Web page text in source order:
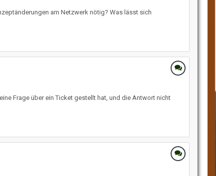
am Netzwerk nötig? Was lässt sich
Frage über ein Ticket gestellt hat, und die Antwort nicht